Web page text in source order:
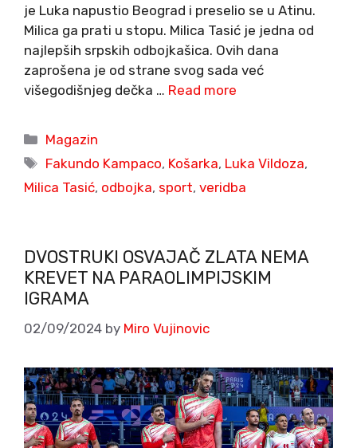
je Luka napustio Beograd i preselio se u Atinu.
Milica ga prati u stopu. Milica Tasić je jedna od
najlepših srpskih odbojkašica. Ovih dana
zaprošena je od strane svog sada već
višegodišnjeg dečka … Read more
Categories
Magazin
Tags
Fakundo Kampaco, Košarka, Luka Vildoza,
Milica Tasić, odbojka, sport, veridba
DVOSTRUKI OSVAJAČ ZLATA NEMA
KREVET NA PARAOLIMPIJSKIM
IGRAMA
02/09/2024 by Miro Vujinovic